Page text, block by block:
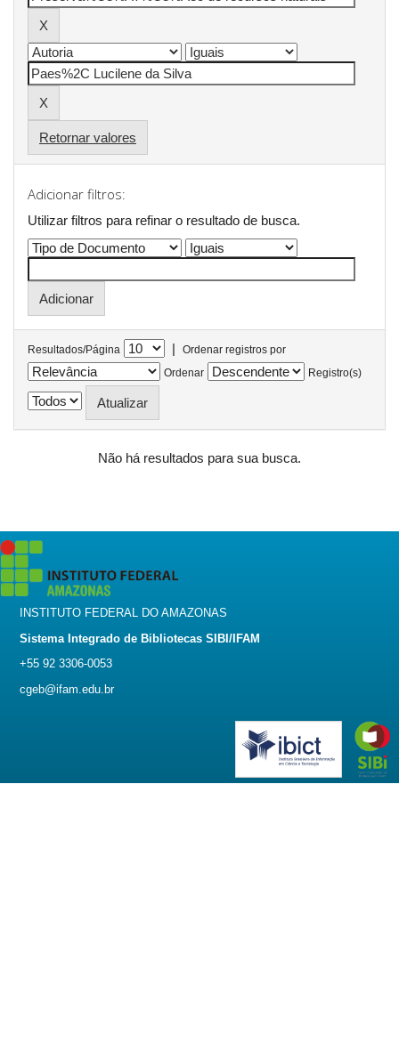
Retornar valores
Adicionar filtros:
Utilizar filtros para refinar o resultado de busca.
Resultados/Página |
Ordenar registros por
Ordenar
Registro(s)
Não há resultados para sua busca.
INSTITUTO FEDERAL DO AMAZONAS
Sistema Integrado de Bibliotecas SIBI/IFAM
+55 92 3306-0053
cgeb@ifam.edu.br